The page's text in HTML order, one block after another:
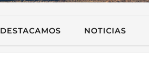
DESTACAMOS NOTICIAS